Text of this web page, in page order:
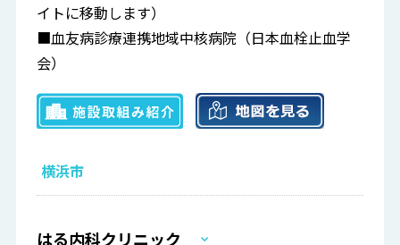
イトに移動します）
■血友病診療連携地域中核病院（日本血栓止血学
会）
横浜市
はる内科クリニック